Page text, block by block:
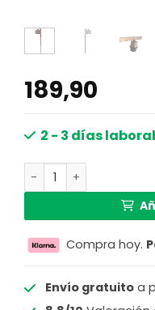
189,90
2 - 3 días
Lámpara de pie de
Compra hoy.
Envío gratuitoa